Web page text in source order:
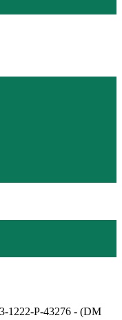
1222-P-43276 - (DM